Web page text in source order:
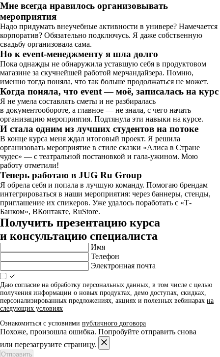
Мне всегда нравилось организовывать
мероприятия
Надо придумать внеучебные активности в универе? Намечается
корпоратив? Обязательно подключусь. Я даже собственную
свадьбу организовала сама.
Но к event-менеджменту я шла долго
Пока однажды не обнаружила уставшую себя в продуктовом
магазине за скучнейшей работой мерчандайзера. Помню,
именно тогда поняла, что так больше продолжаться не может.
Когда поняла, что event — моё, записалась на курс
Я не умела составлять сметы и не разбиралась
в документообороте, а главное — не знала, с чего начать
организацию мероприятия. Подтянула эти навыки на курсе.
И стала одним из лучших студентов на потоке
В конце курса меня ждал итоговый проект. Я решила
организовать мероприятие в стиле сказки «Алиса в Стране
чудес» — с театральной постановкой и гала-ужином. Мою
работу отметили!
Теперь работаю в JUG Ru Group
Я обрела себя и попала в лучшую команду. Помогаю брендам
интегрироваться в наши мероприятия: через баннеры, стенды,
приглашение их спикеров. Уже удалось поработать с «Т-
Банком», ВКонтакте, RuStore.
Получить презентацию курса
и консультацию специалиста
Имя
Телефон
Электронная почта
Даю согласие на обработку персональных данных, в том числе с целью
получения информации о новых продуктах, демо доступах, скидках,
персонализированных предложениях, акциях и полезных вебинарах на
следующих условиях
Ознакомиться с условиями публичного договора
Похоже, произошла ошибка. Попробуйте отправить снова
или перезагрузите страницу.
Отправить